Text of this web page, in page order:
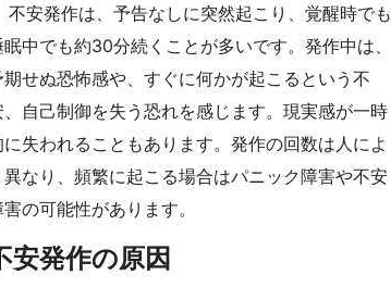
不安発作は、予告なしに突然起こり、覚醒時でも
眠中でも約30分続くことが多いです。発作中は、
期せぬ恐怖感や、すぐに何かが起こるという不
、自己制御を失う恐れを感じます。現実感が一時
に失われることもあります。発作の回数は人によ
異なり、頻繁に起こる場合はパニック障害や不安
の可能性があります。
安発作の原因